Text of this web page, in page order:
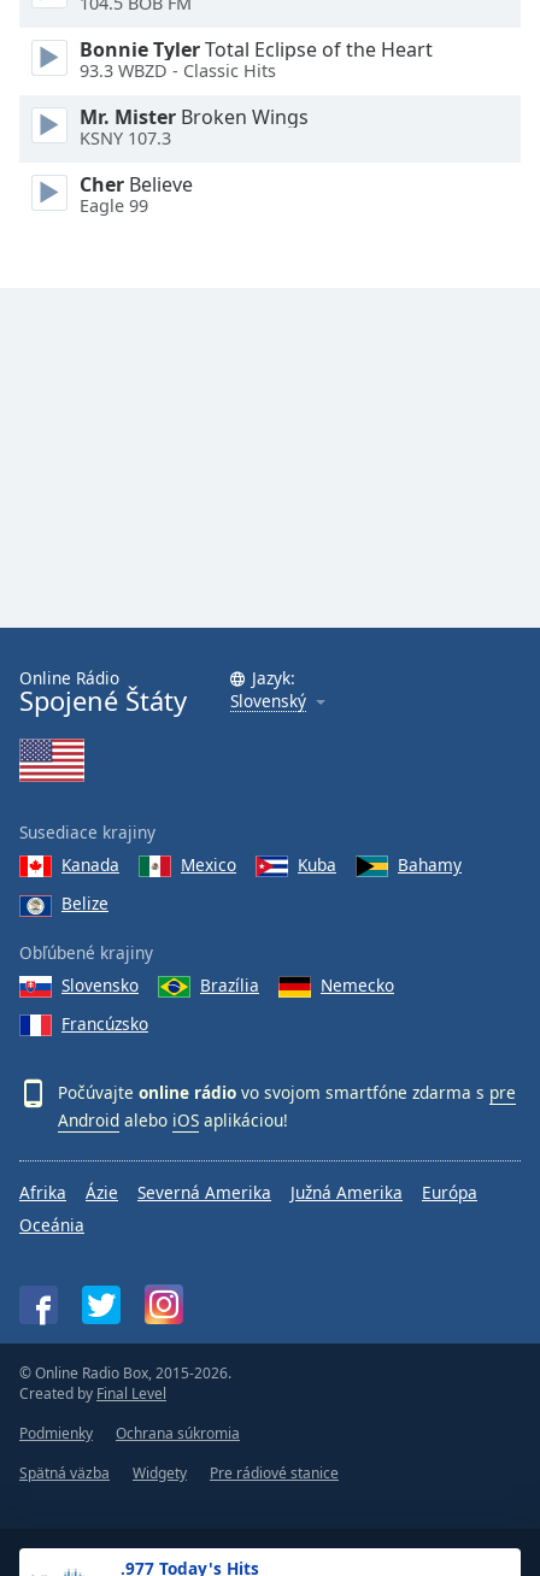
Reset
Done
Close
.977 Today's Hits
Bonnie TylerTotal Eclipse of the Heart
93.3 WBZD - Classic Hits
Mr. Mister Broken Wings
KSNY 107.3
Cher Believe
Eagle 99
Online Rádio
Spojené Štáty
Jazyk:
Slovenský
Susediace krajiny
Kanada
Mexico Kuba
Bahamy
Belize
Obľúbené krajiny
Slovensko
Brazília
Nemecko
Francúzsko
Počúvajte online rádio vo svojom smartfóne zdarma s pre
Android alebo iOS aplikáciou!
Afrika Ázie Severná Amerika Južná Amerika
Európa
Oceánia
© Online Radio Box, 2015-2026.
Created by Final Level
Podmienky
Ochrana súkromia
Spätná väzba
Widgety Pre rádiové stanice